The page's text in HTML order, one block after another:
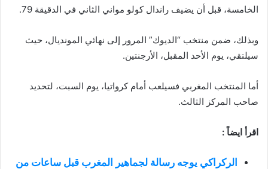
الخامسة، قبل أن يضيف راندال كولو مواني الثاني في الدقيقة 79.
وبذلك، ضمن منتخب “الديوك” المرور إلى نهائي المونديال، حيث
سيلتقي، يوم الأحد المقبل، الأرجنتين.
أما المنتخب المغربي فسيلعب أمام كرواتيا، يوم السبت، لتحديد
صاحب المركز الثالث.
اقرأ ايضاً :
الركراكي يوجه رسالة لجماهير المغرب قبل ساعات من